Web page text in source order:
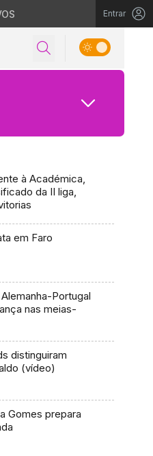
Entrar
à Académica,
da II liga,
em Faro
Portugal
nas meias-
distinguiram
(vídeo)
Gomes prepara